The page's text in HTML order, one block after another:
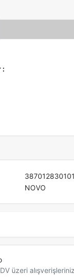
:
387012830101
NOVO
üzeri